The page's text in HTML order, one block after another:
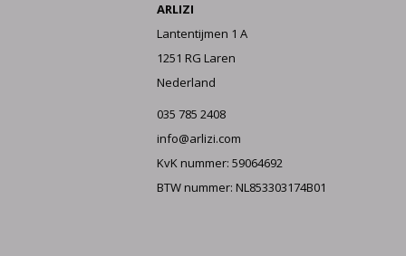
ARLIZI
Lantentijmen 1 A
1251 RG Laren
Nederland
035 785 2408
info@arlizi.com
KvK nummer: 59064692
BTW nummer: NL853303174B01